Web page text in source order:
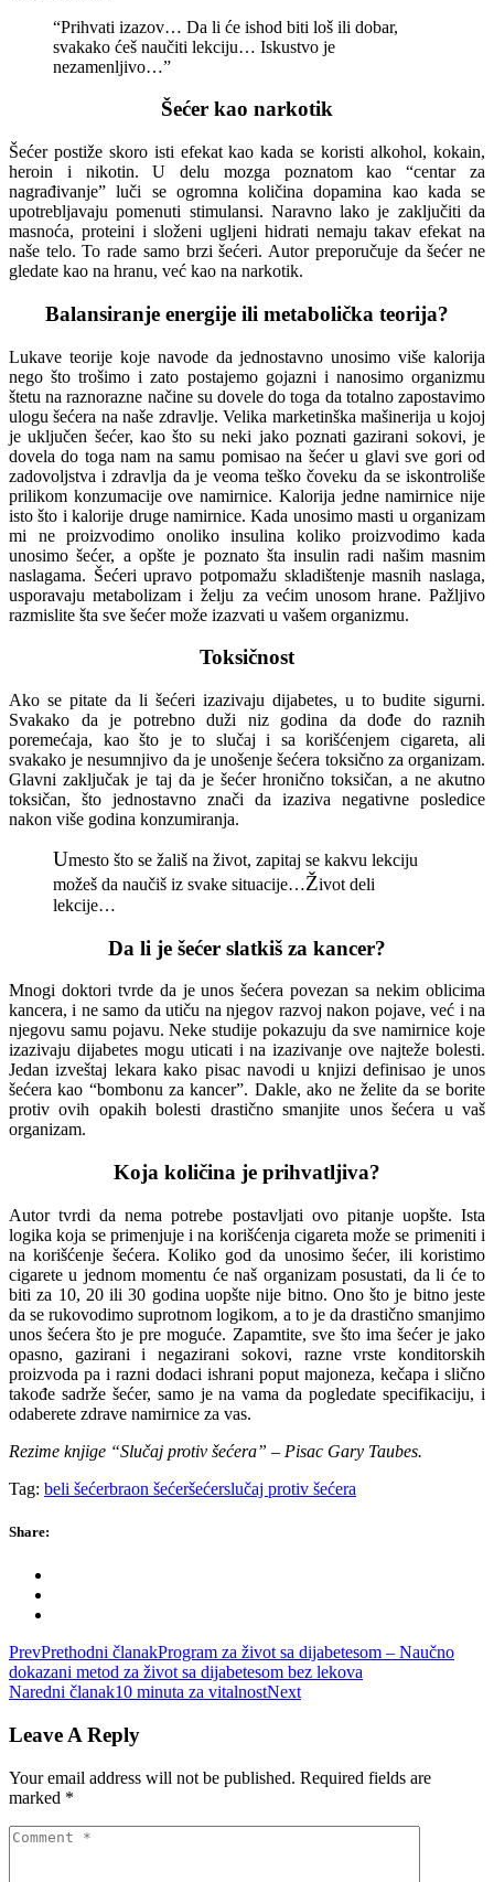
“Prihvati izazov… Da li će ishod biti loš ili dobar,
svakako ćeš naučiti lekciju… Iskustvo je
nezamenljivo…”
Šećer kao narkotik
Šećer postiže skoro isti efekat kao kada se koristi alkohol, kokain,
heroin i nikotin. U delu mozga poznatom kao “centar za
nagrađivanje” luči se ogromna količina dopamina kao kada se
upotrebljavaju pomenuti stimulansi. Naravno lako je zaključiti da
masnoća, proteini i složeni ugljeni hidrati nemaju takav efekat na
naše telo. To rade samo brzi šećeri. Autor preporučuje da šećer ne
gledate kao na hranu, već kao na narkotik.
Balansiranje energije ili metabolička teorija?
Lukave teorije koje navode da jednostavno unosimo više kalorija
nego što trošimo i zato postajemo gojazni i nanosimo organizmu
štetu na raznorazne načine su dovele do toga da totalno zapostavimo
ulogu šećera na naše zdravlje. Velika marketinška mašinerija u kojoj
je uključen šećer, kao što su neki jako poznati gazirani sokovi, je
dovela do toga nam na samu pomisao na šećer u glavi sve gori od
zadovoljstva i zdravlja da je veoma teško čoveku da se iskontroliše
prilikom konzumacije ove namirnice. Kalorija jedne namirnice nije
isto što i kalorije druge namirnice. Kada unosimo masti u organizam
mi ne proizvodimo onoliko insulina koliko proizvodimo kada
unosimo šećer, a opšte je poznato šta insulin radi našim masnim
naslagama. Šećeri upravo potpomažu skladištenje masnih naslaga,
usporavaju metabolizam i želju za većim unosom hrane. Pažljivo
razmislite šta sve šećer može izazvati u vašem organizmu.
Toksičnost
Ako se pitate da li šećeri izazivaju dijabetes, u to budite sigurni.
Svakako da je potrebno duži niz godina da dođe do raznih
poremećaja, kao što je to slučaj i sa korišćenjem cigareta, ali
svakako je nesumnjivo da je unošenje šećera toksično za organizam.
Glavni zaključak je taj da je šećer hronično toksičan, a ne akutno
toksičan, što jednostavno znači da izaziva negativne posledice
nakon više godina konzumiranja.
Umesto što se žališ na život, zapitaj se kakvu lekciju
možeš da naučiš iz svake situacije…Život deli
lekcije…
Da li je šećer slatkiš za kancer?
Mnogi doktori tvrde da je unos šećera povezan sa nekim oblicima
kancera, i ne samo da utiču na njegov razvoj nakon pojave, već i na
njegovu samu pojavu. Neke studije pokazuju da sve namirnice koje
izazivaju dijabetes mogu uticati i na izazivanje ove najteže bolesti.
Jedan izveštaj lekara kako pisac navodi u knjizi definisao je unos
šećera kao “bombonu za kancer”. Dakle, ako ne želite da se borite
protiv ovih opakih bolesti drastično smanjite unos šećera u vaš
organizam.
Koja količina je prihvatljiva?
Autor tvrdi da nema potrebe postavljati ovo pitanje uopšte. Ista
logika koja se primenjuje i na korišćenja cigareta može se primeniti i
na korišćenje šećera. Koliko god da unosimo šećer, ili koristimo
cigarete u jednom momentu će naš organizam posustati, da li će to
biti za 10, 20 ili 30 godina uopšte nije bitno. Ono što je bitno jeste
da se rukovodimo suprotnom logikom, a to je da drastično smanjimo
unos šećera što je pre moguće. Zapamtite, sve što ima šećer je jako
opasno, gazirani i negazirani sokovi, razne vrste konditorskih
proizvoda pa i razni dodaci ishrani poput majoneza, kečapa i slično
takođe sadrže šećer, samo je na vama da pogledate specifikaciju, i
odaberete zdrave namirnice za vas.
Rezime knjige “Slučaj protiv šećera” – Pisac Gary Taubes.
Tag: beli šećerbraon šećeršećerslučaj protiv šećera
Share:
PrevPrethodni članakProgram za život sa dijabetesom – Naučno
dokazani metod za život sa dijabetesom bez lekova
Naredni članak10 minuta za vitalnostNext
Leave A Reply
Your email address will not be published. Required fields are
marked *